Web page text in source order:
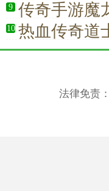
9 传奇手游魔
10 热血传奇道
法律免责